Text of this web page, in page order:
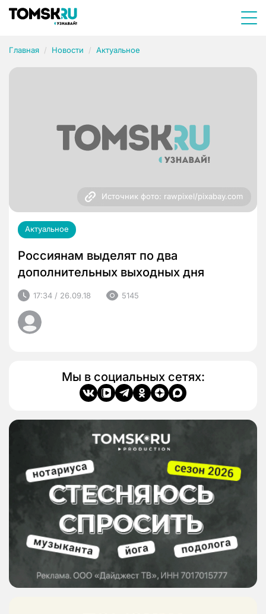
Главная Новости Актуальное
Источник фото: rawpixel/pixabay.com
Актуальное
Россиянам выделят по два
дополнительных выходных дня
17:34 / 26.09.18 5145
Мы в социальных сетях: